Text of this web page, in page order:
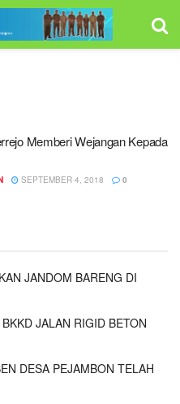
Memberi Wejangan Kepada
SEPTEMBER 4, 2018 0
JANDOM BARENG DI
JALAN RIGID BETON
DESA PEJAMBON TELAH